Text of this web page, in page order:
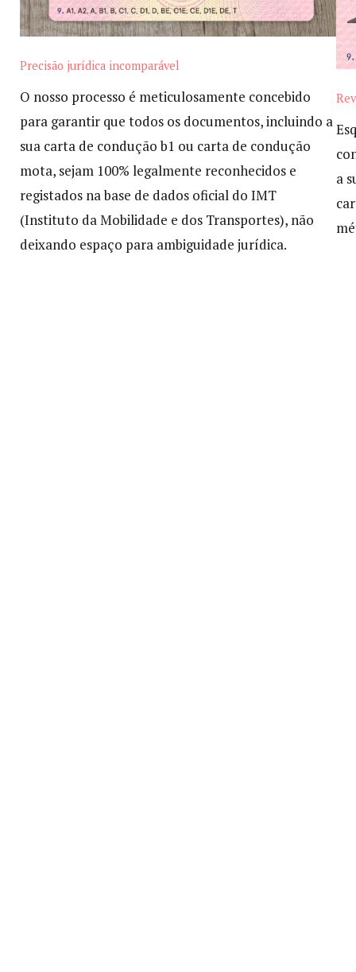
Precisão jurídica incomparável
O nosso processo é meticulosamente concebido
para garantir que todos os documentos, incluindo a
sua carta de condução b1 ou carta de condução
mota, sejam 100% legalmente reconhecidos e
registados na base de dados oficial do IMT
(Instituto da Mobilidade e dos Transportes), não
deixando espaço para ambiguidade jurídica.
a